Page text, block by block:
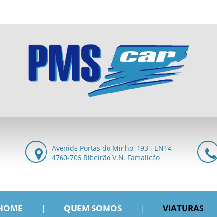
Avenida Portas do Minho, 193 - EN14,
4760-706 Ribeirão V.N. Famalicão
VIATURAS
|
QUEM SOMOS
|